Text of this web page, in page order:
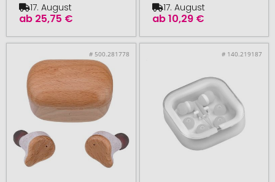
ab 25,75 €
17. August
ab10,29 €
17. August
# 500.281778 # 140.219187